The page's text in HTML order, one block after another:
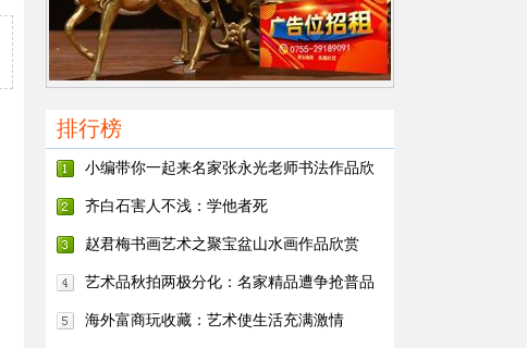
排行榜
小编带你一起来名家张永光老师书法作品欣
赏 齐白石害人不浅：学他者死
赵君梅书画艺术之聚宝盆山水画作品欣赏
艺术品秋拍两极分化：名家精品遭争抢普品
少人问津
海外富商玩收藏：艺术使生活充满激情